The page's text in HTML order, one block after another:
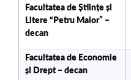
Facultatea de Științe și
Litere “Petru Maior” –
decan
Facultatea de Economie
și Drept – decan